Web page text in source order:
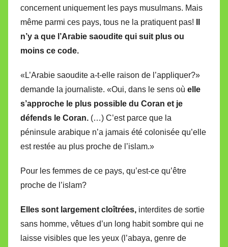
concernent uniquement les pays musulmans. Mais
même parmi ces pays, tous ne la pratiquent pas!
n’y a que l’Arabie saoudite qui suit plus ou
moins ce code.
«L’Arabie saoudite a-t-elle raison de l’appliquer?»
demande la journaliste. «Oui, dans le sens où elle
s’approche le plus possible du Coran et je
défends le Coran. (…) C’est parce que la
péninsule arabique n’a jamais été colonisée qu’elle
est restée au plus proche de l’islam.»
Pour les femmes de ce pays, qu’est-ce qu’être
proche de l’islam?
Elles sont largement cloîtrées, interdites de sortie
sans homme, vêtues d’un long habit sombre qui ne
laisse visibles que les yeux (l’abaya, genre de